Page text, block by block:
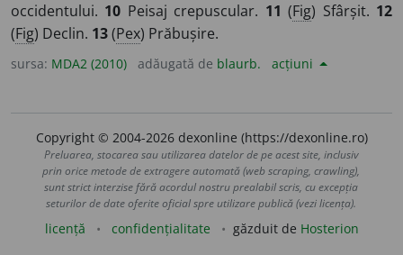
occidentului. 10 Peisaj crepuscular. 11 (Fig) Sfârșit. 12
(Fig) Declin. 13(Pex) Prăbușire.
sursa: MDA2 (2010) adăugată de blaurb. acțiuni
Copyright © 2004-2026 dexonline (https://dexonline.ro)
Preluarea, stocarea sau utilizarea datelor de pe acest site, inclusiv
prin orice metode de extragere automată (web scraping, crawling),
sunt strict interzise fără acordul nostru prealabil scris, cu excepția
seturilor de date oferite oficial spre utilizare publică (vezi licența).
licență confidențialitate găzduit de Hosterion